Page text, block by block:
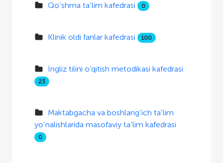
Qo‘shma ta’lim kafedrasi 0
Klinik oldi fanlar kafedrasi 100
Ingliz tilini o‘qitish metodikasi kafedrasi
23
Maktabgacha va boshlang‘ich ta’lim
yo‘nalishlarida masofaviy ta’lim kafedrasi
0